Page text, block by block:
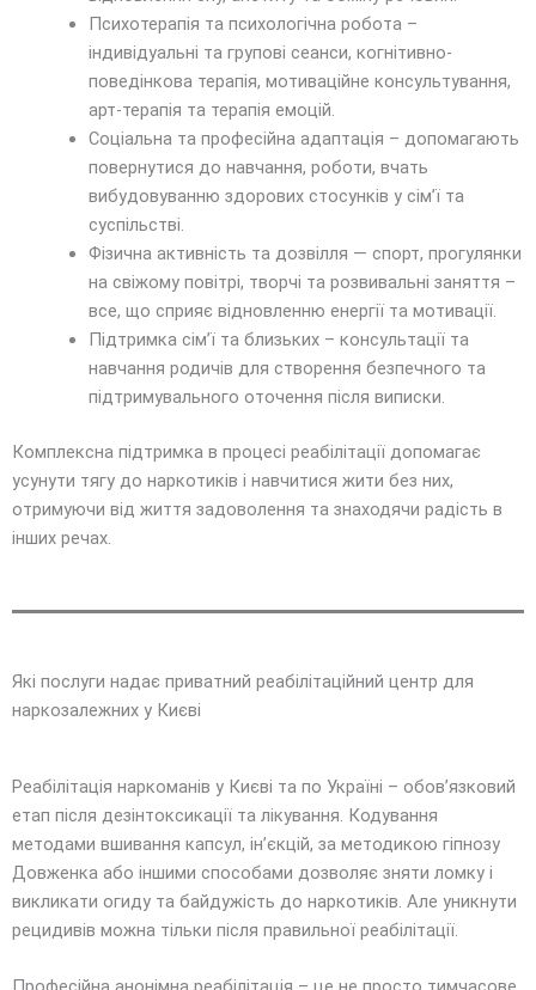
Психотерапія та психологічна робота –
індивідуальні та групові сеанси, когнітивно-
поведінкова терапія, мотиваційне консультування,
арт-терапія та терапія емоцій.
Соціальна та професійна адаптація – допомагають
повернутися до навчання, роботи, вчать
вибудовуванню здорових стосунків у сім’ї та
суспільстві.
Фізична активність та дозвілля — спорт, прогулянки
на свіжому повітрі, творчі та розвивальні заняття –
все, що сприяє відновленню енергії та мотивації.
Підтримка сім’ї та близьких – консультації та
навчання родичів для створення безпечного та
підтримувального оточення після виписки.
Комплексна підтримка в процесі реабілітації допомагає
усунути тягу до наркотиків і навчитися жити без них,
отримуючи від життя задоволення та знаходячи радість в
інших речах.
Які послуги надає приватний реабілітаційний центр для
наркозалежних у Києві
Реабілітація наркоманів у Києві та по Україні – обов’язковий
етап після дезінтоксикації та лікування. Кодування
методами вшивання капсул, ін’єкцій, за методикою гіпнозу
Довженка або іншими способами дозволяє зняти ломку і
викликати огиду та байдужість до наркотиків. Але уникнути
рецидивів можна тільки після правильної реабілітації.